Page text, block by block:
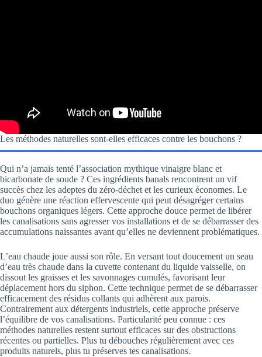
Les méthodes naturelles sont-elles efficaces contre les bouchons ?
Qui n’a jamais tenté l’association mythique vinaigre blanc et
bicarbonate de soude ? Ces ingrédients banals rencontrent un vif
succès chez les adeptes du zéro-déchet et les curieux économes. Le
duo génère une réaction effervescente qui peut désagréger certains
bouchons organiques légers. Cette approche douce permet de libérer
les canalisations sans agresser vos installations et de se débarrasser des
accumulations naissantes avant qu’elles ne deviennent problématiques.
L’eau chaude joue aussi son rôle. En versant tout doucement un seau
d’eau très chaude dans la cuvette contenant du liquide vaisselle, on
dissout les graisses et les savonnages cumulés, favorisant leur
déplacement hors du siphon. Cette technique permet de se débarrasser
efficacement des résidus collants qui adhèrent aux parois.
Contrairement aux détergents industriels, cette approche préserve
l’équilibre de vos canalisations. Particularité peu connue : ces
méthodes naturelles restent surtout efficaces sur des obstructions
récentes ou partielles. Plus tu débouches régulièrement avec ces
produits naturels, plus tu préserves tes canalisations.